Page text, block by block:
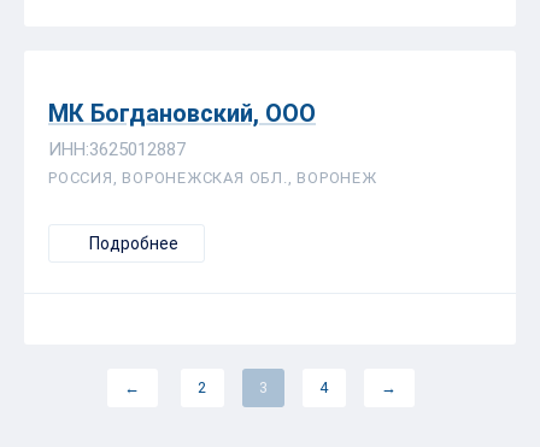
МК Богдановский, ООО
ИНН:3625012887
РОССИЯ, ВОРОНЕЖСКАЯ ОБЛ., ВОРОНЕЖ
Подробнее
← 2 3 4 →